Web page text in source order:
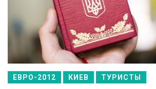
ЕВРО-2012 КИЕВ ТУРИСТЫ